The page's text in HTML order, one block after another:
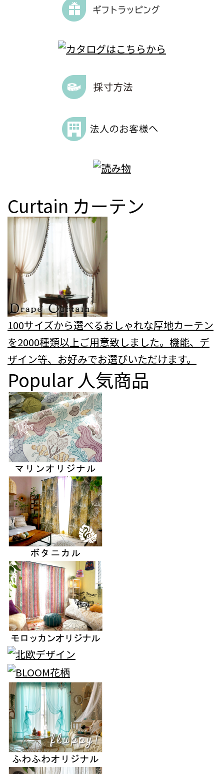
Curtain カーテン
100サイズから選べるおしゃれな厚地カーテン
を2000種類以上ご用意致しました。機能、デ
ザイン等、お好みでお選びいただけます。
Popular 人気商品